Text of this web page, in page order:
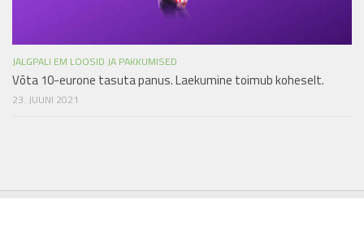
JALGPALI EM LOOSID JA PAKKUMISED
Võta 10-eurone tasuta panus. Laekumine toimub koheselt.
23. JUUNI 2021